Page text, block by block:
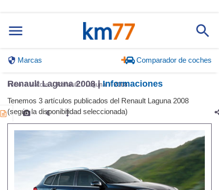
Marcas Comparador de coches
Inicio Marcas Renault Laguna 2008
Renault Laguna 2008 |Informaciones
Tenemos 3 artículos publicados del Renault Laguna 2008
(según la disponibilidad seleccionada)